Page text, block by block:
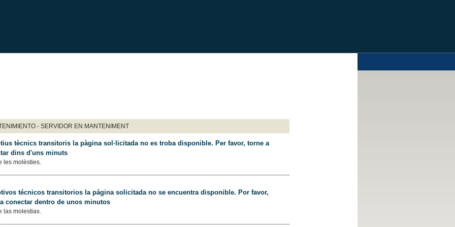
- SERVIDOR EN MANTENIMENT
tècnics transitoris la pàgina sol·licitada no es troba disponible. Per favor, torne a
dins d'uns minuts
les molèsties.
técnicos transitorios la página solicitada no se encuentra disponible. Por favor,
conectar dentro de unos minutos
las molestias.